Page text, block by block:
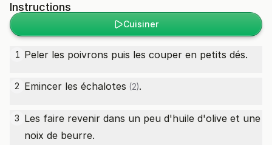
Instructions
Cuisiner
1 Peler les poivrons puis les couper en petits dés.
2 Emincer les échalotes (2).
3 Les faire revenir dans un peu d'huile d'olive et une
noix de beurre.